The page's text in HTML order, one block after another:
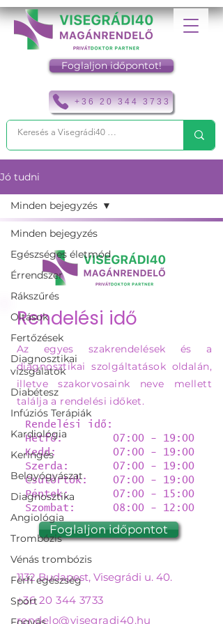
+36 20 344 3733
Foglaljon időpontot!
Jó tudni
Minden bejegyzés
Egészséges életmód
Érrendszer
Rákszűrés
Oltások
Fertőzések
Diagnosztikai
vizsgálatok
Diabétesz
Infúziós Terápiák
Kardiológia
Keringés
Belgyógyászat
Diagnosztika
Angiológia
Trombózis
Vénás trombózis
Férfi egészség
Sport
Minden bejegyzés
Rendelési idő
Az egyes szakrendelések és a
diagnosztikai szolgáltatások oldalán,
illetve szakorvosaink neve mellett
találja a rendelési időket.
Rendelési idő:
Hétfő: 07:00 - 19:00
Kedd: 07:00 - 19:00
Szerda: 07:00 - 19:00
Csütörtök: 07:00 - 19:00
Péntek: 07:00 - 15:00
Szombat: 08:00 - 12:00
Foglaljon időpontot
1132 Budapest, Visegrádi u. 40.
+36 20 344 3733
rendelo@visegradi40.hu